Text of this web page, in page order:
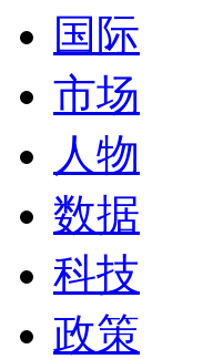
国际
市场
人物
数据
科技
政策